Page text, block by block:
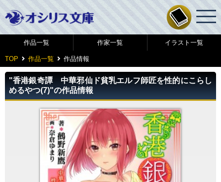
作品一覧 作家一覧 イラスト一覧
TOP 作品一覧 作品情報
"香港銀奇譚 中華邪仙ド貧乳エルフ師匠を性的にこらし
めるやつ(7)"の作品情報